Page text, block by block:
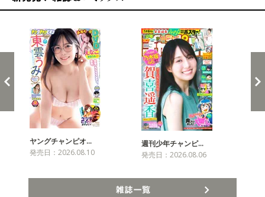
ヤングチャンピオ…
発売日：2026.08.10
週刊少年チャンピ…
発売日：2026.08.06